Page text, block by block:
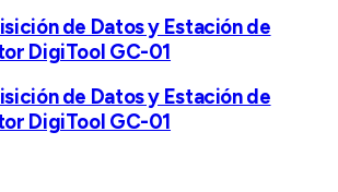
de Datos y Estación de
DigiTool GC-01
de Datos y Estación de
DigiTool GC-01